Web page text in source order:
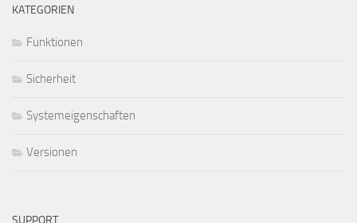
KATEGORIEN
Funktionen
Sicherheit
Systemeigenschaften
Versionen